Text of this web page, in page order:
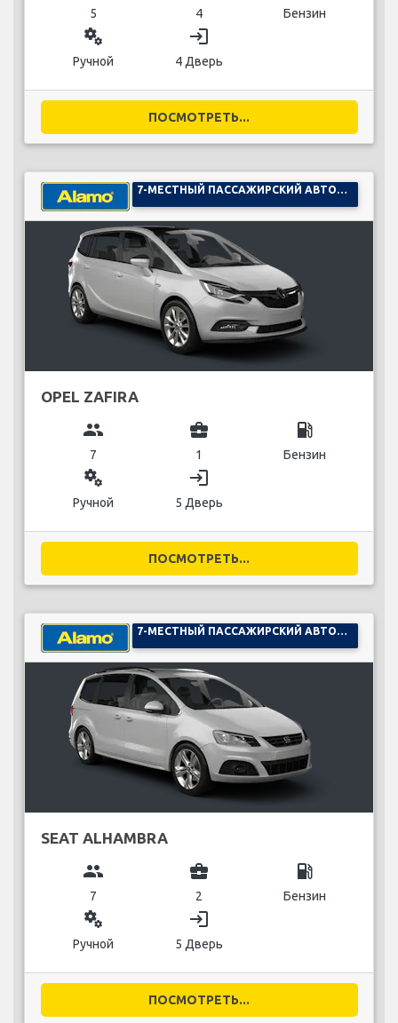
5 4 Бензин
miscellaneous_services
Ручной
login
4 Дверь
ПОСМОТРЕТЬ...
OPEL ZAFIRA
group
7
business_center
1
local_gas_station
Бензин
miscellaneous_services
Ручной
login
5 Дверь
ПОСМОТРЕТЬ...
SEAT ALHAMBRA
group
7
business_center
2
local_gas_station
Бензин
miscellaneous_services
Ручной
login
5 Дверь
ПОСМОТРЕТЬ...